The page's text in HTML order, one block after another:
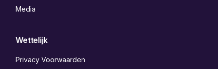
Media
Wettelijk
Privacy Voorwaarden